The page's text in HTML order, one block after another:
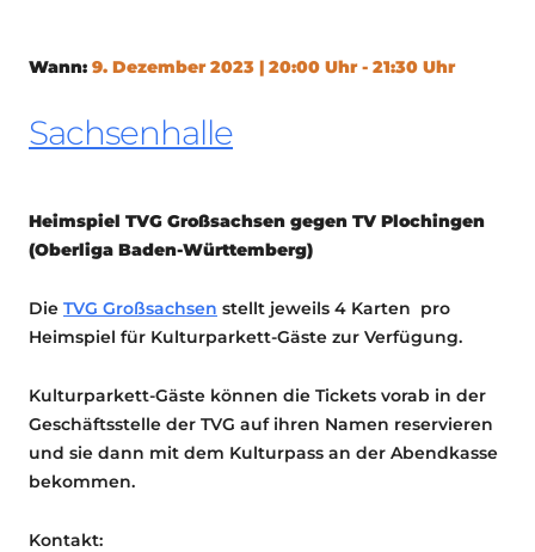
Wann: 9. Dezember 2023 | 20:00 Uhr - 21:30 Uhr
Sachsenhalle
Heimspiel TVG Großsachsen gegen TV Plochingen
(Oberliga Baden-Württemberg)
Die TVG Großsachsen stellt jeweils 4 Karten pro
Heimspiel für Kulturparkett-Gäste zur Verfügung.
Kulturparkett-Gäste können die Tickets vorab in der
Geschäftsstelle der TVG auf ihren Namen reservieren
und sie dann mit dem Kulturpass an der Abendkasse
bekommen.
Kontakt: